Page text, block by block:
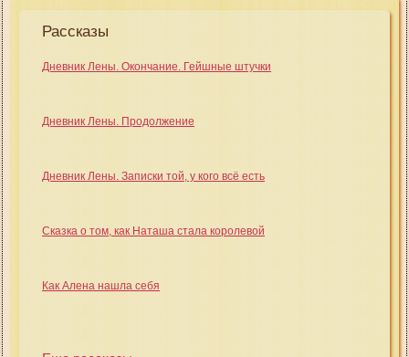
Рассказы
Дневник Лены. Окончание. Гейшные штучки
Дневник Лены. Продолжение
Дневник Лены. Записки той, у кого всё есть
Сказка о том, как Наташа стала королевой
Как Алена нашла себя